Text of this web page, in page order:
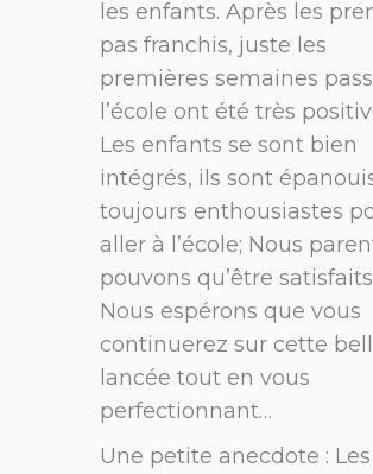
les enfants. Après les
pas franchis, juste les
premières semaines
l’école ont été très
Les enfants se sont bien
intégrés, ils sont
toujours enthousiastes
aller à l’école; Nous
pouvons qu’être
Nous espérons que vous
continuerez sur cette
lancée tout en vous
perfectionnant…
Une petite anecdote : Les